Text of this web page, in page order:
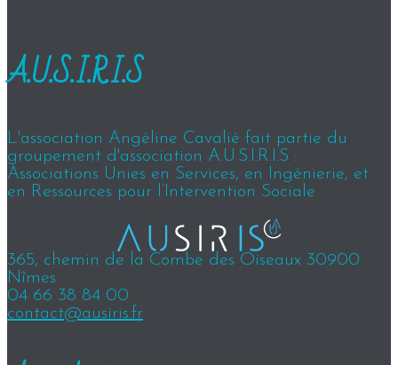
A.U.S.I.R.I.S
L'association Angéline Cavalié fait partie du
groupement d'association A.U.S.I.R.I.S :
Associations Unies en Services, en Ingénierie, et
en Ressources pour l’Intervention Sociale
365, chemin de la Combe des Oiseaux 30900
Nîmes
04 66 38 84 00
contact@ausiris.fr